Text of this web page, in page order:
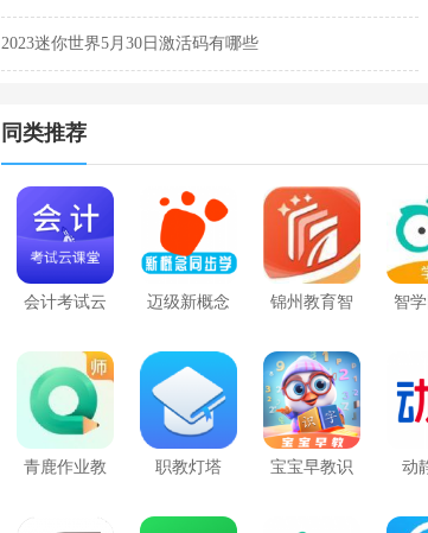
2023迷你世界5月30日激活码有哪些
同类推荐
会计考试云 迈级新概念 锦州教育智 智
青鹿作业教 职教灯塔 宝宝早教识 动